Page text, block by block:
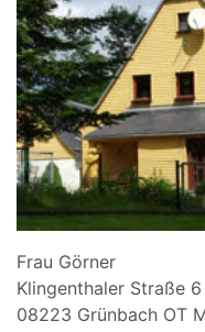
Frau Görner
Klingenthaler Straße 6
08223 Grünbach OT